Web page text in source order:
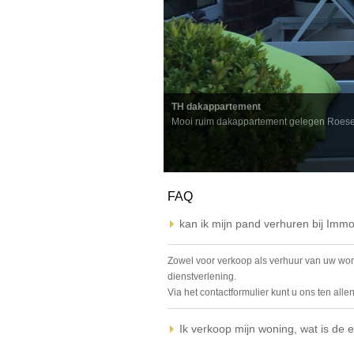
TH dakappartement
Mooi ruim dakappartement gelegen
FAQ
kan ik mijn pand verhuren bij
Zowel voor verkoop als verhuur van uw
dienstverlening.
Via het contactformulier kunt u ons ten
Ik verkoop mijn woning, wat is de